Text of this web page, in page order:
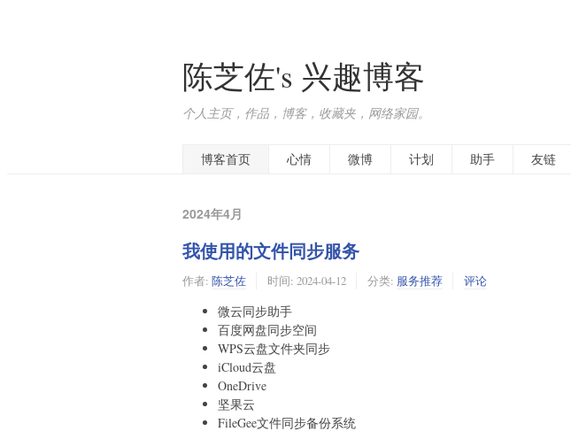
陈芝佐's 兴趣博客
个人主页，作品，博客，收藏夹，网络家园。
博客首页 心情 微博 计划 助手 友链
2024年4月
我使用的文件同步服务
作者: 陈芝佐 时间: 2024-04-12 分类: 服务推荐 评论
微云同步助手
百度网盘同步空间
WPS云盘文件夹同步
iCloud云盘
OneDrive
坚果云
FileGee文件同步备份系统